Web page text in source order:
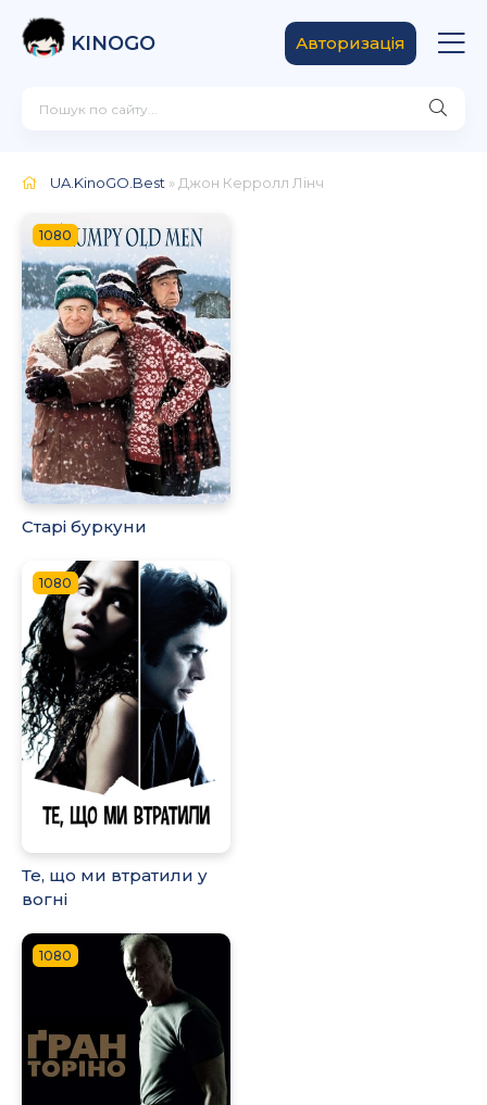
KINOGO Авторизація
UA.KinoGO.Best » Джон Керролл Лінч
1080
Старі буркуни
1080
Те, що ми втратили у
вогні
1080